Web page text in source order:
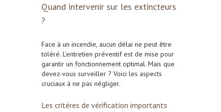
Quand intervenir sur les extincteurs
?
Face à un incendie, aucun délai ne peut être
toléré. L’entretien préventif est de mise pour
garantir un fonctionnement optimal. Mais que
devez-vous surveiller ? Voici les aspects
cruciaux à ne pas négliger.
Les critères de vérification importants